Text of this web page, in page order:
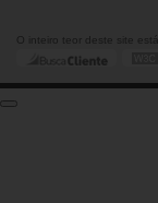
O inteiro teor deste site